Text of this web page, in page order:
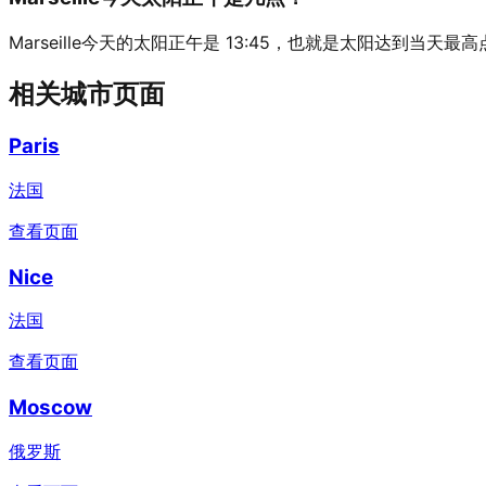
Marseille今天的太阳正午是 13:45，也就是太阳达到当天最高
相关城市页面
Paris
法国
查看页面
Nice
法国
查看页面
Moscow
俄罗斯